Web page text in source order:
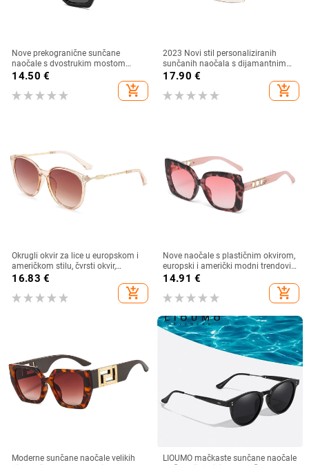
Nove prekogranične sunčane
naočale s dvostrukim mostom
nepravilnog oblika, europski i
američki stil, popularne, moderne
sunčane naočale, jedinstvene
14.50 €
add_shopping_cart
2023 Novi stil personaliziranih
sunčanih naočala s dijamantnim
umetkom, moderne i četvrtaste
naočale s dijamantnim rezom, hip
hop sunčane naočale u uličnom
17.90 €
add_shopping_cart
Okrugli okvir za lice u europskom i
američkom stilu, čvrsti okvir,
moderne retro okrugle metalne
naočale
16.83 €
add_shopping_cart
Nove naočale s plastičnim okvirom,
europski i američki modni trendovi
s velikim okvirom, sunčane naočale
14.91 €
add_shopping_cart
Moderne sunčane naočale velikih
LIOUMO mačkaste sunčane naočale